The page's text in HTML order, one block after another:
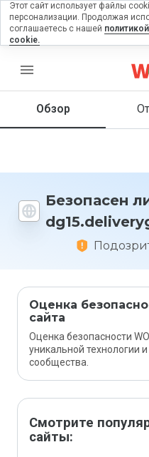
menu
Обзор
Безопасен
Оценка
сайта
Оценка безопасности
уникальной технологии
сообщества.
Смотрите
сайты:
отзыв на
вы
сайт от
Этот сайт использует файлы
персонализации. Продолжая
соглашаетесь с нашей
cookie.